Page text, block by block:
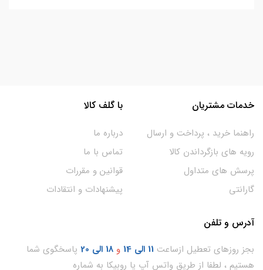
خدمات مشتریان
راهنما خرید ، پرداخت و ارسال
رویه های بازگرداندن کالا
پرسش های متداول
گارانتی
با گلف کالا
درباره ما
تماس با ما
قوانین و مقررات
پیشنهادات و انتقادات
آدرس و تلفن
بجز روزهای تعطیل ازساعت 11 الی 14 و 18 الی 20
پاسخگوی شما
هستیم ، لطفا از طریق واتس آپ یا روبیکا به شماره